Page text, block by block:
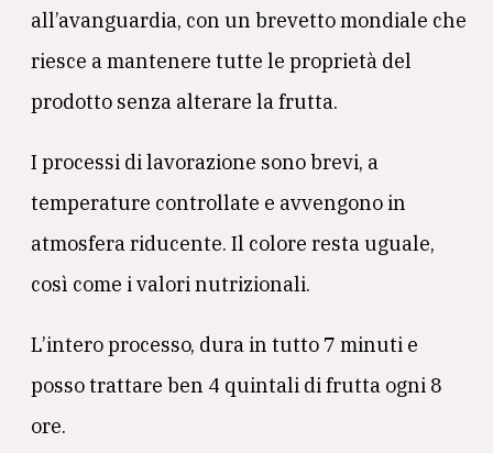
all’avanguardia, con un brevetto mondiale che
riesce a mantenere tutte le proprietà del
prodotto senza alterare la frutta.
I processi di lavorazione sono brevi, a
temperature controllate e avvengono in
atmosfera riducente. Il colore resta uguale,
così come i valori nutrizionali.
L’intero processo, dura in tutto 7 minuti e
posso trattare ben 4 quintali di frutta ogni 8
ore.